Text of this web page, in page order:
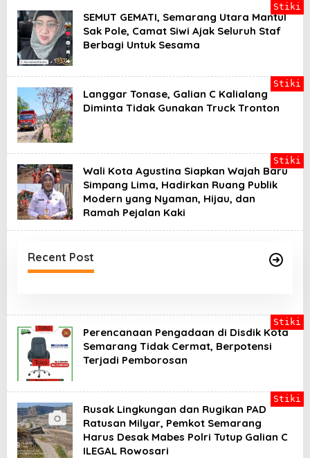
SEMUT GEMATI, Semarang Utara Mantul
Sak Pole, Camat Siwi Ajak Seluruh Staf
Berbagi Untuk Sesama
Stiki
Langgar Tonase, Galian C Kalialang
Diminta Tidak Gunakan Truck Tronton
Stiki
Wali Kota Agustina Siapkan Wajah Baru
Simpang Lima, Hadirkan Ruang Publik
Modern yang Nyaman, Hijau, dan
Ramah Pejalan Kaki
Stiki
Recent Post
Perencanaan Pengadaan di Disdik Kota
Semarang Tidak Cermat, Berpotensi
Terjadi Pemborosan
Stiki
Rusak Lingkungan dan Rugikan PAD
Ratusan Milyar, Pemkot Semarang
Harus Desak Mabes Polri Tutup Galian C
ILEGAL Rowosari
Stiki